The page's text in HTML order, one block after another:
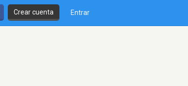
Crear cuenta Entrar